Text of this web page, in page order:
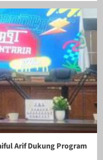
Arif Dukung Program